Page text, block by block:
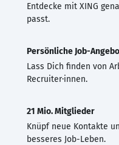
Entdecke mit XING
passt.
Persönliche Job-
Lass Dich finden von
Recruiter·innen.
21 Mio. Mitglieder
Knüpf neue Kontakte
besseres Job-Leben.